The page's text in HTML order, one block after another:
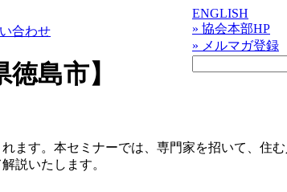
ENGLISH
» 協会本部HP
» メルマガ登録
合わせ
島市】
ます。本セミナーでは、専門家を招いて、住
説いたします。